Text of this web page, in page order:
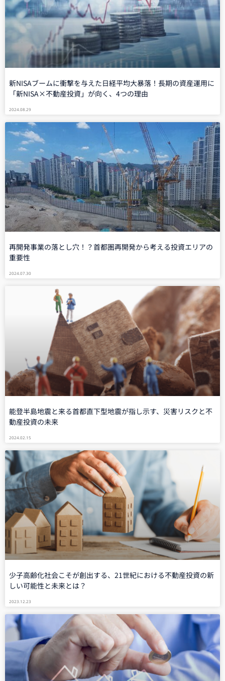
新NISAブームに衝撃を与えた日経平均大暴落！長期の資産運用に
「新NISA×不動産投資」が向く、4つの理由
2024.08.29
再開発事業の落とし穴！？首都圏再開発から考える投資エリアの
重要性
2024.07.30
能登半島地震と来る首都直下型地震が指し示す、災害リスクと不
動産投資の未来
2024.02.15
少子高齢化社会こそが創出する、21世紀における不動産投資の新
しい可能性と未来とは？
2023.12.23